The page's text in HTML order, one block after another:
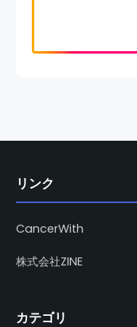
リンク
CancerWith
株式会社ZINE
カテゴリ